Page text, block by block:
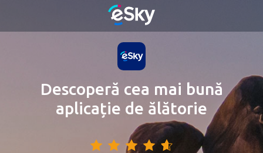
Descoperă cea mai bună
aplicație de ălătorie